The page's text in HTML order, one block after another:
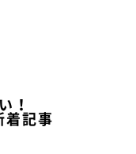
！
着記事